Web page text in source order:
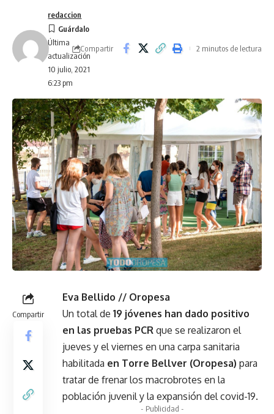
Última
actualización
10 julio, 2021
6:23 pm
redaccion
Compartir 2 minutos de lectura
Compartir
Eva Bellido // Oropesa
Un total de 19 jóvenes han dado positivo
en las pruebas PCR que se realizaron el
jueves y el viernes en una carpa sanitaria
habilitada en Torre Bellver (Oropesa) para
tratar de frenar los macrobrotes en la
población juvenil y la expansión del covid-19.
- Publicidad -